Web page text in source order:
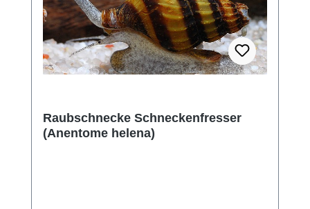
Raubschnecke Schneckenfresser
(Anentome helena)